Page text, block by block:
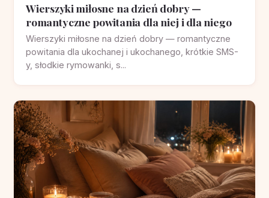
Wierszyki miłosne na dzień dobry —
romantyczne powitania dla niej i dla niego
Wierszyki miłosne na dzień dobry — romantyczne
powitania dla ukochanej i ukochanego, krótkie SMS-
y, słodkie rymowanki, s...